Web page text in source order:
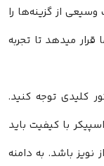
را
تجربه
کنید.
باید
دامنه